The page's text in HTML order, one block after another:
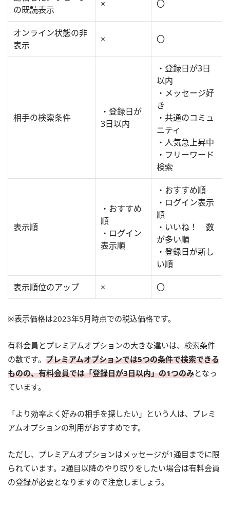
の既読表示
× 〇
オンライン状態の非
表示
× 〇
相手の検索条件
・登録日が
3日以内
・登録日が3日
以内
・メッセージ好
き
・共通のコミュ
ニティ
・人気急上昇中
・フリーワード
検索
表示順
・おすすめ
順
・ログイン
表示順
・おすすめ順
・ログイン表示
順
・いいね！ 数
が多い順
・登録日が新し
い順
表示順位のアップ × 〇
※表示価格は2023年5月時点での税込価格です。
有料会員とプレミアムオプションの大きな違いは、検索条件
の数です。 プレミアムオプションでは5つの条件で検索できる
ものの、有料会員では「登録日が3日以内」の1つのみとなっ
ています。
「より効率よく好みの相手を探したい」という人は、プレミ
アムオプションの利用がおすすめです。
ただし、プレミアムオプションはメッセージが1通目までに限
られています。2通目以降のやり取りをしたい場合は有料会員
の登録が必要となりますので注意しましょう。